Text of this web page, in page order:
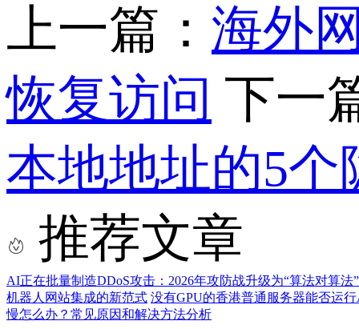
上一篇： 海外
恢复访问 下一
本地地址的5个
推荐文章
AI正在批量制造DDoS攻击：2026年攻防战升级为“算法对算法
机器人网站集成的新范式 没有GPU的香港普通服务器能否运
慢怎么办？常见原因和解决方法分析